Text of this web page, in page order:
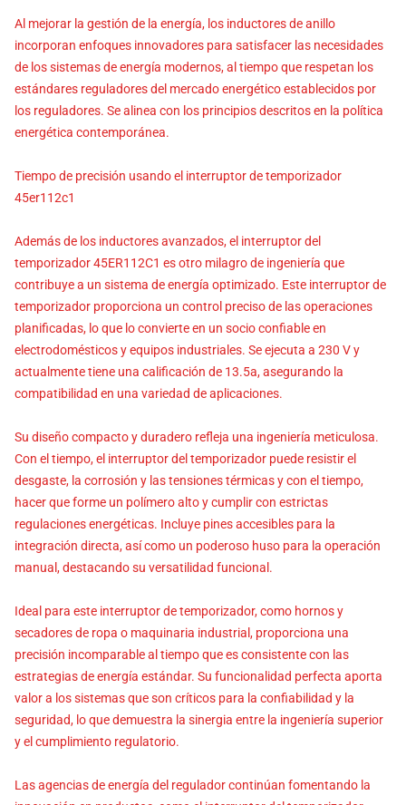
Al mejorar la gestión de la energía, los inductores de anillo
incorporan enfoques innovadores para satisfacer las necesidades
de los sistemas de energía modernos, al tiempo que respetan los
estándares reguladores del mercado energético establecidos por
los reguladores. Se alinea con los principios descritos en la política
energética contemporánea.
Tiempo de precisión usando el interruptor de temporizador
45er112c1
Además de los inductores avanzados, el interruptor del
temporizador 45ER112C1 es otro milagro de ingeniería que
contribuye a un sistema de energía optimizado. Este interruptor de
temporizador proporciona un control preciso de las operaciones
planificadas, lo que lo convierte en un socio confiable en
electrodomésticos y equipos industriales. Se ejecuta a 230 V y
actualmente tiene una calificación de 13.5a, asegurando la
compatibilidad en una variedad de aplicaciones.
Su diseño compacto y duradero refleja una ingeniería meticulosa.
Con el tiempo, el interruptor del temporizador puede resistir el
desgaste, la corrosión y las tensiones térmicas y con el tiempo,
hacer que forme un polímero alto y cumplir con estrictas
regulaciones energéticas. Incluye pines accesibles para la
integración directa, así como un poderoso huso para la operación
manual, destacando su versatilidad funcional.
Ideal para este interruptor de temporizador, como hornos y
secadores de ropa o maquinaria industrial, proporciona una
precisión incomparable al tiempo que es consistente con las
estrategias de energía estándar. Su funcionalidad perfecta aporta
valor a los sistemas que son críticos para la confiabilidad y la
seguridad, lo que demuestra la sinergia entre la ingeniería superior
y el cumplimiento regulatorio.
Las agencias de energía del regulador continúan fomentando la